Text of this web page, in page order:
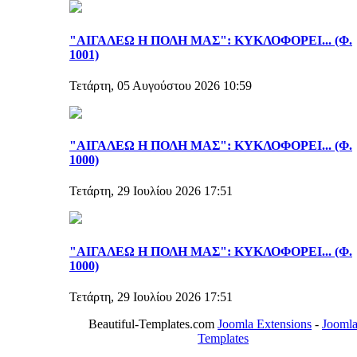
"ΑΙΓΑΛΕΩ Η ΠΟΛΗ ΜΑΣ": ΚΥΚΛΟΦΟΡΕΙ... (Φ.
1001)
Τετάρτη, 05 Αυγούστου 2026 10:59
"ΑΙΓΑΛΕΩ Η ΠΟΛΗ ΜΑΣ": ΚΥΚΛΟΦΟΡΕΙ... (Φ.
1000)
Τετάρτη, 29 Ιουλίου 2026 17:51
"ΑΙΓΑΛΕΩ Η ΠΟΛΗ ΜΑΣ": ΚΥΚΛΟΦΟΡΕΙ... (Φ.
1000)
Τετάρτη, 29 Ιουλίου 2026 17:51
Beautiful-Templates.comJoomla Extensions -Joomla
Templates